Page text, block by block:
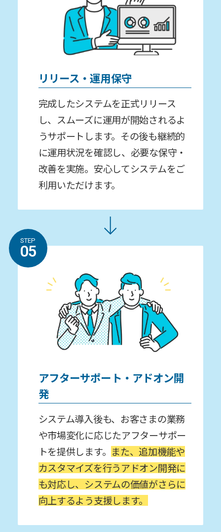
リリース・運⽤保守
完成したシステムを正式リリース
し、スムーズに運用が開始されるよ
うサポートします。その後も継続的
に運⽤状況を確認し、必要な保守・
改善を実施。安⼼してシステムをご
利⽤いただけます。
STEP
05
アフターサポート・アドオン開
発
システム導⼊後も、お客さまの業務
や市場変化に応じたアフターサポー
トを提供します。 また、追加機能や
カスタマイズを⾏うアドオン開発に
も対応し、システムの価値がさらに
向上するよう⽀援します。